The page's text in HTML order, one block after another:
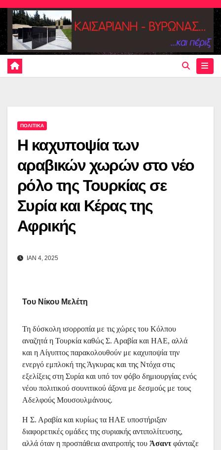
Skip
content
ΠΟΛΙΤΙΚΑ
Η καχυποψία των
αραβικών χωρών στο νέο
ρόλο της Τουρκίας σε
Συρία και Κέρας της
Αφρικής
ΙΑΝ 4, 2025
Του Νίκου Μελέτη
Τη δύσκολη ισορροπία με τις χώρες του Κόλπου
αναζητά η Τουρκία καθώς Σ. Αραβία και ΗΑΕ, αλλά
και η Αίγυπτος παρακολουθούν με καχυποψία την
ενεργό εμπλοκή της Άγκυρας και της Ντόχα στις
εξελίξεις στη Συρία και υπό τον φόβο δημιουργίας ενός
νέου πολιτικού σουνιτικού άξονα με δεσμούς με τους
Αδελφούς Μουσουλμάνους.
Η Σ. Αραβία και κυρίως τα ΗΑΕ υποστήριξαν
διαφορετικές ομάδες της συριακής αντιπολίτευσης,
αλλά όταν η προσπάθεια ανατροπής του Άσαντφάνταζε